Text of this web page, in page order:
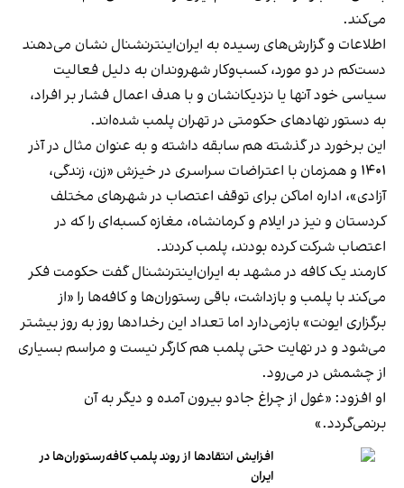
می‌کند.
اطلاعات و گزارش‌های رسیده به ایران‌اینترنشنال نشان می‌دهند
دست‌کم در دو مورد، کسب‌وکار شهروندان به دلیل فعالیت
سیاسی خود آنها یا نزدیکانشان و با هدف اعمال فشار بر افراد،
به دستور نهادهای حکومتی در تهران پلمب شده‌اند.
این برخورد در گذشته هم سابقه داشته و به عنوان مثال در آذر
۱۴۰۱ و همزمان با اعتراضات سراسری در خیزش «زن، زندگی،
آزادی»، اداره اماکن برای توقف اعتصاب در شهرهای مختلف
کردستان و نیز در ایلام و کرمانشاه، مغازه کسبه‌ای را که در
اعتصاب شرکت کرده بودند، پلمب کردند.
کارمند یک کافه در مشهد به ایران‌اینترنشنال گفت حکومت فکر
می‌کند با پلمب و بازداشت، باقی رستوران‌ها و کافه‌ها را «از
برگزاری ایونت» بازمی‌دارد اما تعداد این رخدادها روز به روز بیشتر
می‌شود و در نهایت حتی پلمب هم کارگر نیست و مراسم بسیاری
از چشمش در می‌رود.
او افزود: «غول از چراغ جادو بیرون آمده و دیگر به آن
برنمی‎‌گردد.»
افزایش انتقادها از روند پلمب کافه‌رستوران‌ها در
ایران